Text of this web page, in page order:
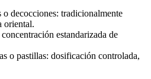
o decocciones: tradicionalmente
oriental.
estandarizada de
o pastillas: dosificación controlada,